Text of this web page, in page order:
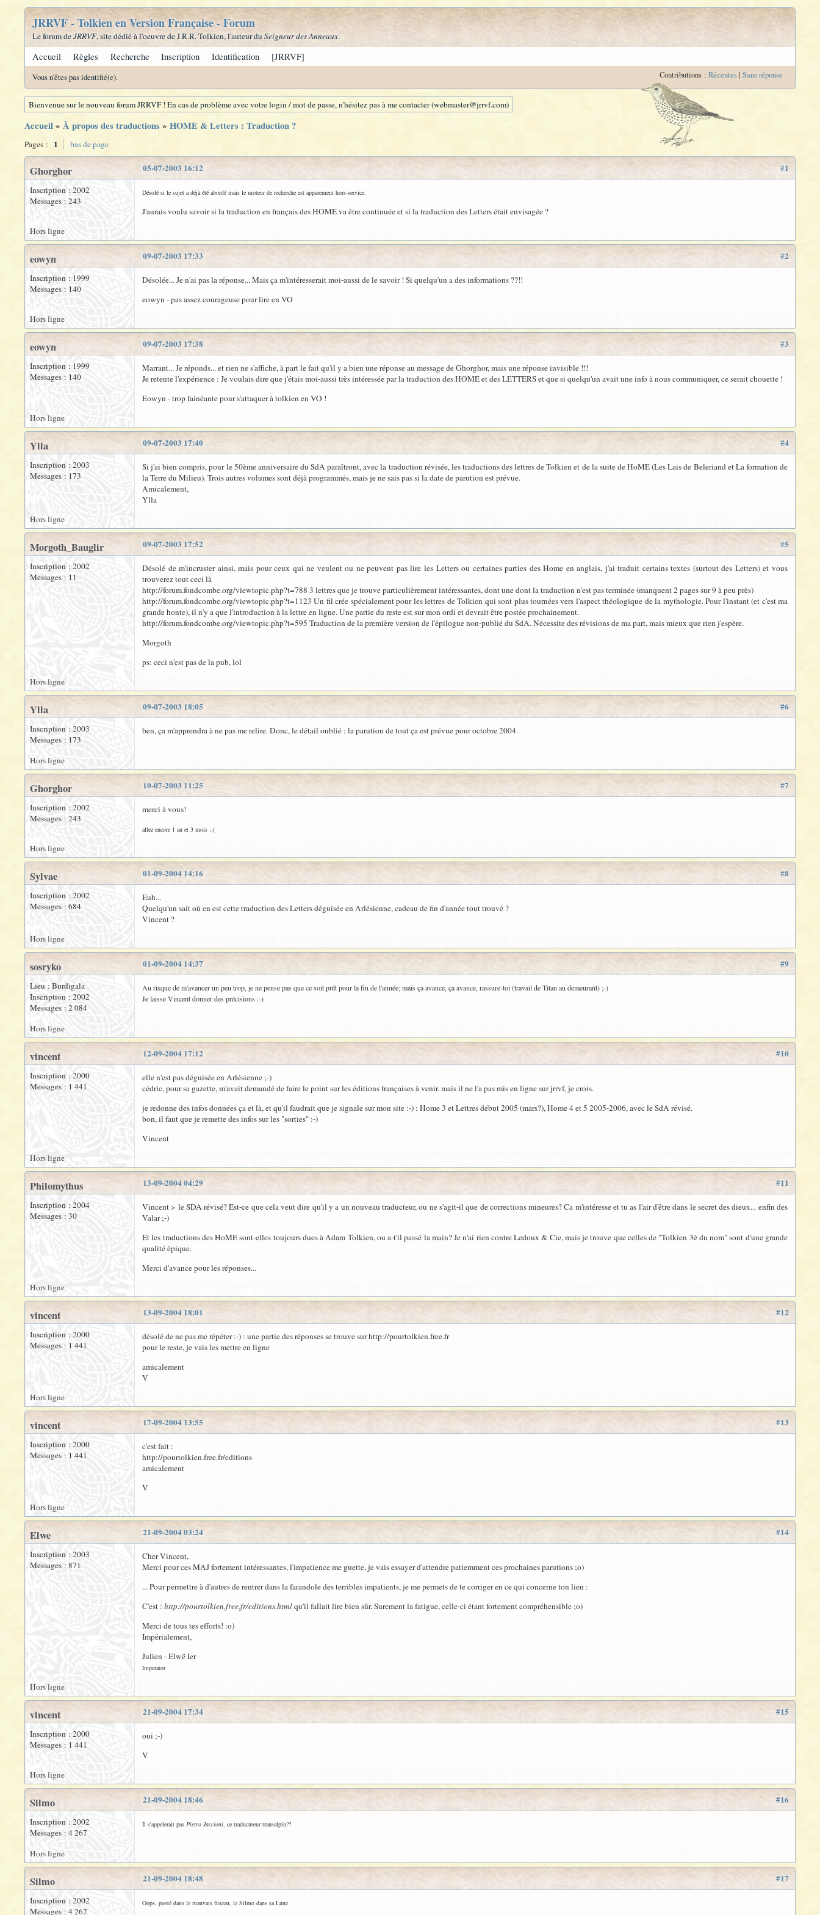
JRRVF - Tolkien en Version Française - Forum
Le forum deJRRVF, site dédié à l'oeuvre de J.R.R. Tolkien, l'auteur du Seigneur des Anneaux.
Accueil Règles Recherche Inscription Identification [JRRVF]
Vous n'êtes pas identifié(e). Contributions : Récentes| Sans réponse
Bienvenue sur le nouveau forum JRRVF ! En cas de problème avec votre login / mot de passe, n'hésitez pas à me contacter (webmaster@jrrvf.com)
Accueil» À propos des traductions» HOME & Letters : Traduction ?
Pages : 1 bas de page
#1
05-07-2003 16:12
Ghorghor
Inscription : 2002
Messages : 243
Désolé si le sujet a déjà été abordé mais le moteur de recherche est apparement hors-service.
J'aurais voulu savoir si la traduction en français des HOME va être continuée et si la traduction des Letters était envisagée ?
Hors ligne
#2
09-07-2003 17:33
eowyn
Inscription : 1999
Messages : 140
Désolée... Je n'ai pas la réponse... Mais ça m'intéresserait moi-aussi de le savoir ! Si quelqu'un a des informations ??!!
eowyn - pas assez courageuse pour lire en VO
Hors ligne
#3
09-07-2003 17:38
eowyn
Inscription : 1999
Messages : 140
Marrant... Je réponds... et rien ne s'affiche, à part le fait qu'il y a bien une réponse au message de Ghorghor, mais une réponse invisible !!!
Je retente l'expérience : Je voulais dire que j'étais moi-aussi très intéressée par la traduction des HOME et des LETTERS et que si quelqu'un avait une info à nous communiquer, ce serait chouette !
Eowyn - trop fainéante pour s'attaquer à tolkien en VO !
Hors ligne
#4
09-07-2003 17:40
Ylla
Inscription : 2003
Messages : 173
Si j'ai bien compris, pour le 50ème anniversaire du SdA paraîtront, avec la traduction révisée, les traductions des lettres de Tolkien et de la suite de HoME (Les Lais de Beleriand et La formation de
la Terre du Milieu). Trois autres volumes sont déjà programmés, mais je ne sais pas si la date de parution est prévue.
Amicalement,
Ylla
Hors ligne
#5
09-07-2003 17:52
Morgoth_Bauglir
Inscription : 2002
Messages : 11
Désolé de m'incruster ainsi, mais pour ceux qui ne veulent ou ne peuvent pas lire les Letters ou certaines parties des Home en anglais, j'ai traduit certains textes (surtout des Letters) et vous
trouverez tout ceci là
http://forum.fondcombe.org/viewtopic.php?t=788 3 lettres que je trouve particulièrement intéressantes, dont une dont la traduction n'est pas terminée (manquent 2 pages sur 9 à peu près)
http://forum.fondcombe.org/viewtopic.php?t=1123 Un fil crée spécialement pour les lettres de Tolkien qui sont plus tournées vers l'aspect théologique de la mythologie. Pour l'instant (et c'est ma
grande honte), il n'y a que l'introduction à la lettre en ligne. Une partie du reste est sur mon ordi et devrait être postée prochainement.
http://forum.fondcombe.org/viewtopic.php?t=595 Traduction de la première version de l'épilogue non-publié du SdA. Nécessite des révisions de ma part, mais mieux que rien j'espère.
Morgoth
ps: ceci n'est pas de la pub, lol
Hors ligne
#6
09-07-2003 18:05
Ylla
Inscription : 2003
Messages : 173
ben, ça m'apprendra à ne pas me relire. Donc, le détail oublié : la parution de tout ça est prévue pour octobre 2004.
Hors ligne
#7
10-07-2003 11:25
Ghorghor
Inscription : 2002
Messages : 243
merci à vous!
allez encore 1 an et 3 mois :-(
Hors ligne
#8
01-09-2004 14:16
Sylvae
Inscription : 2002
Messages : 684
Euh...
Quelqu'un sait où en est cette traduction des Letters déguisée en Arlésienne, cadeau de fin d'année tout trouvé ?
Vincent ?
Hors ligne
#9
01-09-2004 14:37
sosryko
Lieu : Burdigala
Inscription : 2002
Messages : 2 084
Au risque de m'avancer un peu trop, je ne pense pas que ce soit prêt pour la fin de l'année; mais ça avance, ça avance, rassure-toi (travail de Titan au demeurant) ;-)
Je laisse Vincent donner des précisions :-)
Hors ligne
#10
12-09-2004 17:12
vincent
Inscription : 2000
Messages : 1 441
elle n'est pas déguisée en Arlésienne ;-)
cédric, pour sa gazette, m'avait demandé de faire le point sur les éditions françaises à venir. mais il ne l'a pas mis en ligne sur jrrvf, je crois.
je redonne des infos données ça et là, et qu'il faudrait que je signale sur mon site :-) : Home 3 et Lettres début 2005 (mars?), Home 4 et 5 2005-2006, avec le SdA révisé.
bon, il faut que je remette des infos sur les "sorties" :-)
Vincent
Hors ligne
#11
13-09-2004 04:29
Philomythus
Inscription : 2004
Messages : 30
Vincent > le SDA révisé? Est-ce que cela veut dire qu'il y a un nouveau traducteur, ou ne s'agit-il que de corrections mineures? Ca m'intéresse et tu as l'air d'être dans le secret des dieux... enfin des
Valar ;-)
Et les traductions des HoME sont-elles toujours dues à Adam Tolkien, ou a-t'il passé la main? Je n'ai rien contre Ledoux & Cie, mais je trouve que celles de "Tolkien 3è du nom" sont d'une grande
qualité épique.
Merci d'avance pour les réponses...
Hors ligne
#12
13-09-2004 18:01
vincent
Inscription : 2000
Messages : 1 441
désolé de ne pas me répéter :-) : une partie des réponses se trouve sur http://pourtolkien.free.fr
pour le reste, je vais les mettre en ligne
amicalement
V
Hors ligne
#13
17-09-2004 13:55
vincent
Inscription : 2000
Messages : 1 441
c'est fait :
http://pourtolkien.free.fr/editions
amicalement
V
Hors ligne
#14
21-09-2004 03:24
Elwe
Inscription : 2003
Messages : 871
Cher Vincent,
Merci pour ces MAJ fortement intéressantes, l'impatience me guette, je vais essayer d'attendre patiemment ces prochaines parutions ;o)
... Pour permettre à d'autres de rentrer dans la farandole des terribles impatients, je me permets de te corriger en ce qui concerne ton lien :
C'est : http://pourtolkien.free.fr/editions.htmlqu'il fallait lire bien sûr. Surement la fatigue, celle-ci étant fortement compréhensible ;o)
Merci de tous tes efforts! :o)
Impérialement,
Julien - Elwë Ier
Imperator
Hors ligne
#15
21-09-2004 17:34
vincent
Inscription : 2000
Messages : 1 441
oui ;-)
V
Hors ligne
#16
21-09-2004 18:46
Silmo
Inscription : 2002
Messages : 4 267
Il s'appelerait pas Pietro Jaccioni, ce traducuteur transalpin??
Hors ligne
#17
21-09-2004 18:48
Silmo
Inscription : 2002
Messages : 4 267
Oops, posté dans le mauvais fuseau, le Silmo dans sa Lune